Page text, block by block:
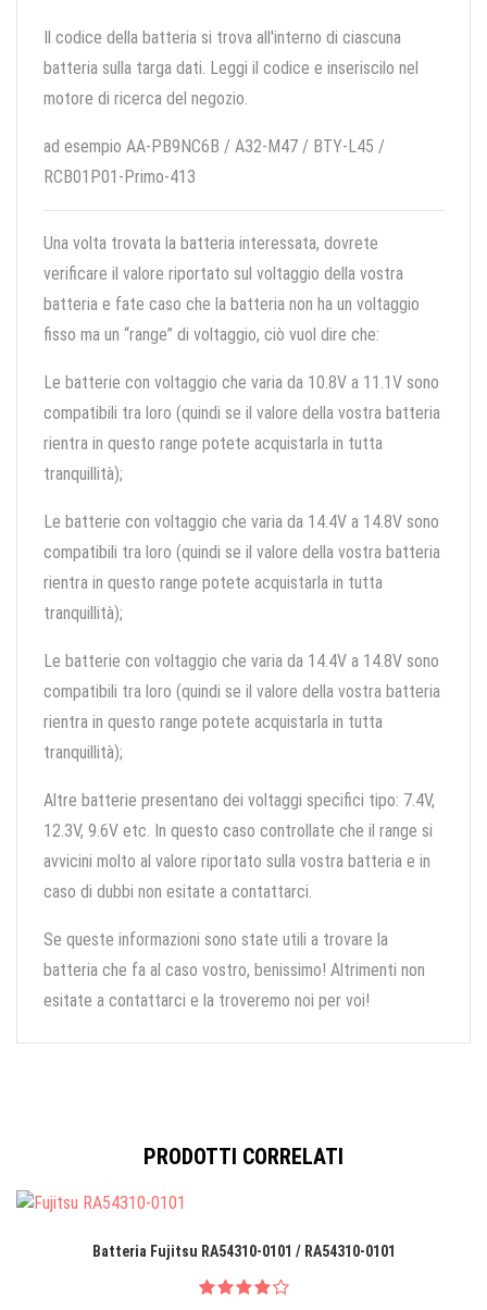
Il codice della batteria si trova all'interno di ciascuna
batteria sulla targa dati. Leggi il codice e inseriscilo nel
motore di ricerca del negozio.
ad esempio AA-PB9NC6B / A32-M47 / BTY-L45 /
RCB01P01-Primo-413
Una volta trovata la batteria interessata, dovrete
verificare il valore riportato sul voltaggio della vostra
batteria e fate caso che la batteria non ha un voltaggio
fisso ma un “range” di voltaggio, ciò vuol dire che:
Le batterie con voltaggio che varia da 10.8V a 11.1V sono
compatibili tra loro (quindi se il valore della vostra batteria
rientra in questo range potete acquistarla in tutta
tranquillità);
Le batterie con voltaggio che varia da 14.4V a 14.8V sono
compatibili tra loro (quindi se il valore della vostra batteria
rientra in questo range potete acquistarla in tutta
tranquillità);
Le batterie con voltaggio che varia da 14.4V a 14.8V sono
compatibili tra loro (quindi se il valore della vostra batteria
rientra in questo range potete acquistarla in tutta
tranquillità);
Altre batterie presentano dei voltaggi specifici tipo: 7.4V,
12.3V, 9.6V etc. In questo caso controllate che il range si
avvicini molto al valore riportato sulla vostra batteria e in
caso di dubbi non esitate a contattarci.
Se queste informazioni sono state utili a trovare la
batteria che fa al caso vostro, benissimo! Altrimenti non
esitate a contattarci e la troveremo noi per voi!
PRODOTTI CORRELATI
Batteria Fujitsu RA54310-0101 / RA54310-0101